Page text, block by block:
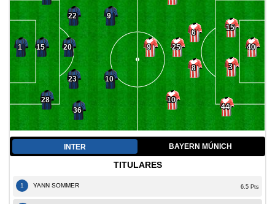
1 15
28
22
20
23
36
9
10
40
15
3
44
6
8
25
10
9
INTER BAYERN MÚNICH
TITULARES
1 YANN SOMMER 6.5 Pts